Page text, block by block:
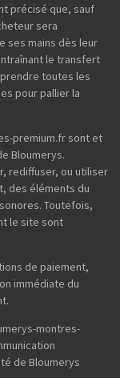
précisé que, sauf
sera
ses mains dès leur
le transfert
toutes les
pour pallier la
premium.fr sont et
Bloumerys.
rediffuser, ou utiliser
des éléments du
Toutefois,
le site sont
de paiement,
immédiate du
montres-
de Bloumerys